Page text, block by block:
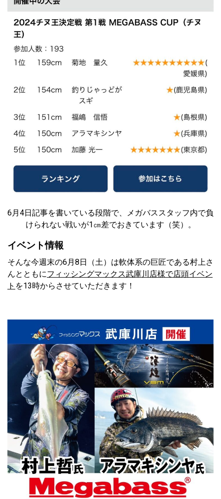
6月4日記事を書いている段階で、メガバススタッフ内で負
けられない戦いが1㎝差でおきています（笑）。
イベント情報
そんな今週末の6月8日（土）は軟体系の巨匠である村上さ
んとともにフィッシングマックス武庫川店様で店頭イベン
ト を13時からさせていただきます！